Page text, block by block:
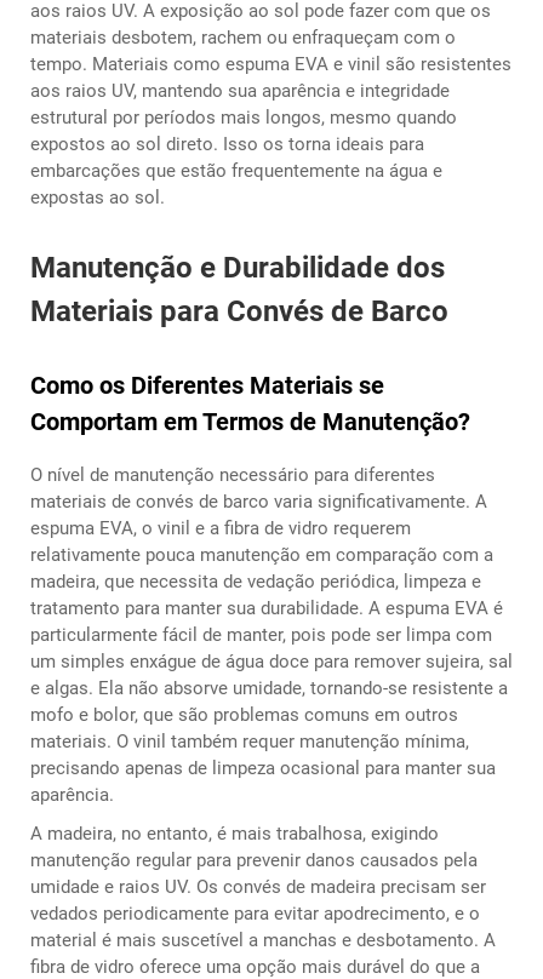
aos raios UV. A exposição ao sol pode fazer com que os
materiais desbotem, rachem ou enfraqueçam com o
tempo. Materiais como espuma EVA e vinil são resistentes
aos raios UV, mantendo sua aparência e integridade
estrutural por períodos mais longos, mesmo quando
expostos ao sol direto. Isso os torna ideais para
embarcações que estão frequentemente na água e
expostas ao sol.
Manutenção e Durabilidade dos
Materiais para Convés de Barco
Como os Diferentes Materiais se
Comportam em Termos de Manutenção?
O nível de manutenção necessário para diferentes
materiais de convés de barco varia significativamente. A
espuma EVA, o vinil e a fibra de vidro requerem
relativamente pouca manutenção em comparação com a
madeira, que necessita de vedação periódica, limpeza e
tratamento para manter sua durabilidade. A espuma EVA é
particularmente fácil de manter, pois pode ser limpa com
um simples enxágue de água doce para remover sujeira, sal
e algas. Ela não absorve umidade, tornando-se resistente a
mofo e bolor, que são problemas comuns em outros
materiais. O vinil também requer manutenção mínima,
precisando apenas de limpeza ocasional para manter sua
aparência.
A madeira, no entanto, é mais trabalhosa, exigindo
manutenção regular para prevenir danos causados pela
umidade e raios UV. Os convés de madeira precisam ser
vedados periodicamente para evitar apodrecimento, e o
material é mais suscetível a manchas e desbotamento. A
fibra de vidro oferece uma opção mais durável do que a